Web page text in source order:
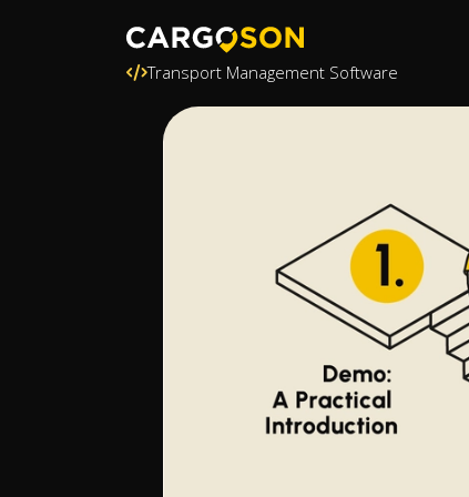
Transport Management Software